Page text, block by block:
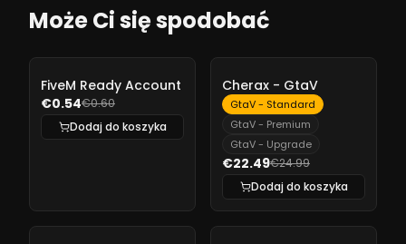
Może Ci się spodobać
FiveM Ready Account
€0.54€0.60
Dodaj do koszyka
-
Cherax - GtaV
GtaV - Standard
GtaV - Premium
GtaV - Upgrade
€22.49€24.99
Dodaj do koszyka